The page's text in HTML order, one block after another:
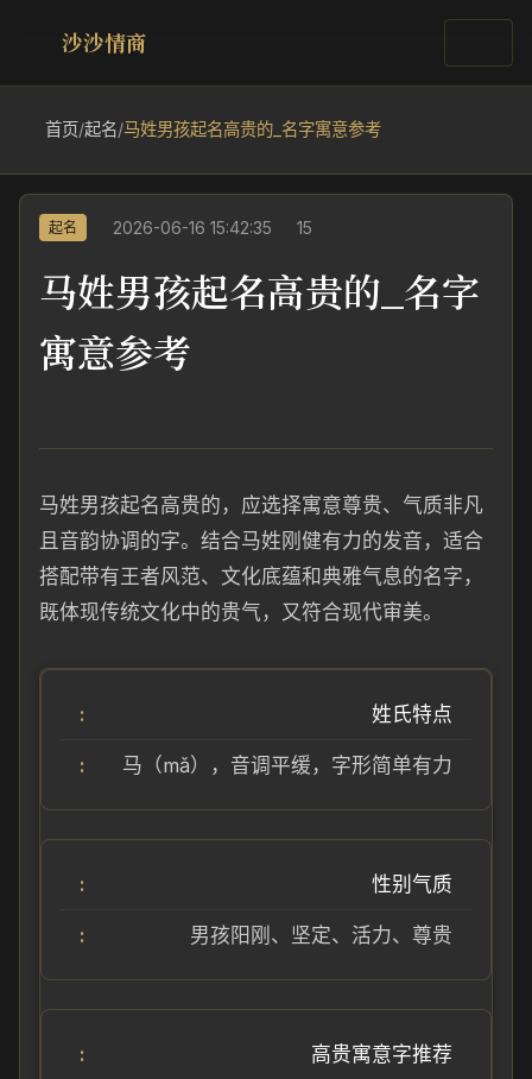
沙沙情商
首页/起名/马姓男孩起名高贵的_名字寓意参考
起名 2026-06-16 15:42:35 15
马姓男孩起名高贵的_名字
寓意参考
马姓男孩起名高贵的，应选择寓意尊贵、气质非凡
且音韵协调的字。结合马姓刚健有力的发音，适合
搭配带有王者风范、文化底蕴和典雅气息的名字，
既体现传统文化中的贵气，又符合现代审美。
姓氏特点
马（mǎ），音调平缓，字形简单有力
性别气质
男孩阳刚、坚定、活力、尊贵
高贵寓意字推荐